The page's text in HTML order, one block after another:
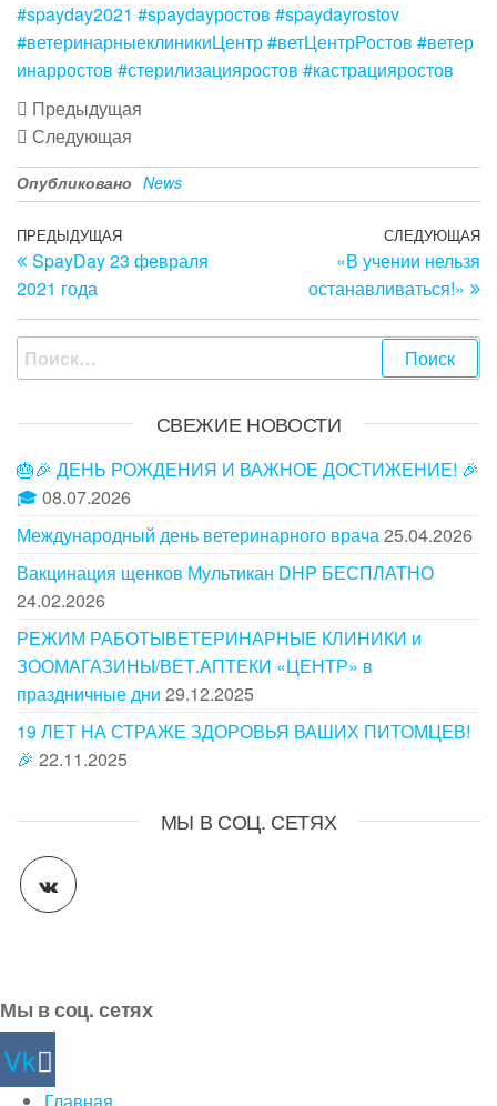
#spayday2021 #spaydayростов #spaydayrostov
#ветеринарныеклиникиЦентр#ветЦентрРостов #ветер
инарростов #стерилизацияростов #кастрацияростов
Предыдущая
Следующая
Опубликовано News
Навигация
по
записям
Предыдущая
запись
ПРЕДЫДУЩАЯ
SpayDay 23 февраля
2021 года
СЛЕДУЮЩАЯ
«В учении нельзя
останавливаться!»
Найти:
СВЕЖИЕ НОВОСТИ
🎂🎉 ДЕНЬ РОЖДЕНИЯ И ВАЖНОЕ ДОСТИЖЕНИЕ! 🎉
🎓08.07.2026
Международный день ветеринарного врача25.04.2026
Вакцинация щенков Мультикан DHP БЕСПЛАТНО
24.02.2026
РЕЖИМ РАБОТЫВЕТЕРИНАРНЫЕ КЛИНИКИ и
ЗООМАГАЗИНЫ/ВЕТ.АПТЕКИ «ЦЕНТР» в
праздничные дни 29.12.2025
19 ЛЕТ НА СТРАЖЕ ЗДОРОВЬЯ ВАШИХ ПИТОМЦЕВ!
🎉 22.11.2025
МЫ В СОЦ. СЕТЯХ
Мы в соц. сетях
Vk